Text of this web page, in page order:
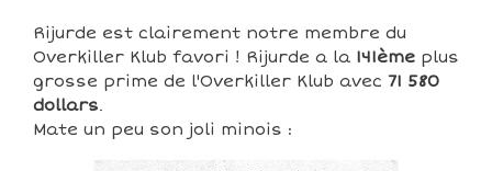
Rijurde est clairement notre membre du
Overkiller Klub favori ! Rijurde a la 141ème plus
grosse prime de l'Overkiller Klub avec 71 580
dollars.
Mate un peu son joli minois :